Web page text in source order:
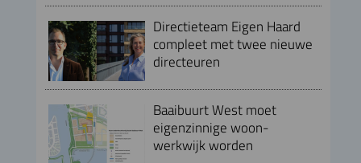
Directieteam Eigen Haard
compleet met twee nieuwe
directeuren
Baaibuurt West moet
eigenzinnige woon-
werkwijk worden